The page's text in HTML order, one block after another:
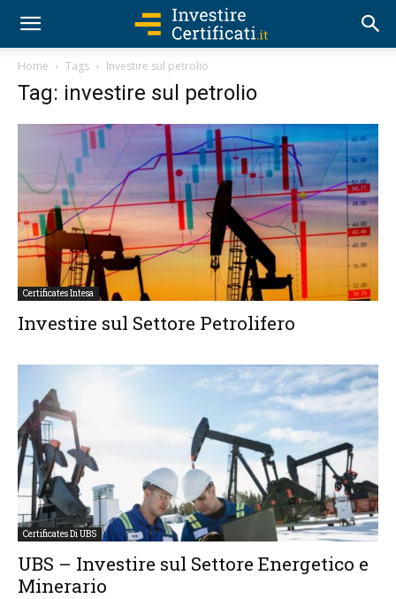
Home Tags Investire sul petrolio
Tag: investire sul petrolio
Certificates Intesa
Investire sul Settore Petrolifero
Certificates Di UBS
UBS – Investire sul Settore Energetico e
Minerario